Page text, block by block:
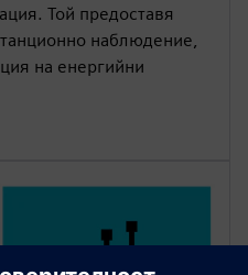
Той предоставя
наблюдение,
на енергийни